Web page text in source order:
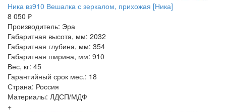
Ника вз910 Вешалка с зеркалом, прихожая [Ника]
8 050 ₽
Производитель: Эра
Габаритная высота, мм: 2032
Габаритная глубина, мм: 354
Габаритная ширина, мм: 910
Вес, кг: 45
Гарантийный срок мес.: 18
Страна: Россия
Материалы: ЛДСП/МДФ
+